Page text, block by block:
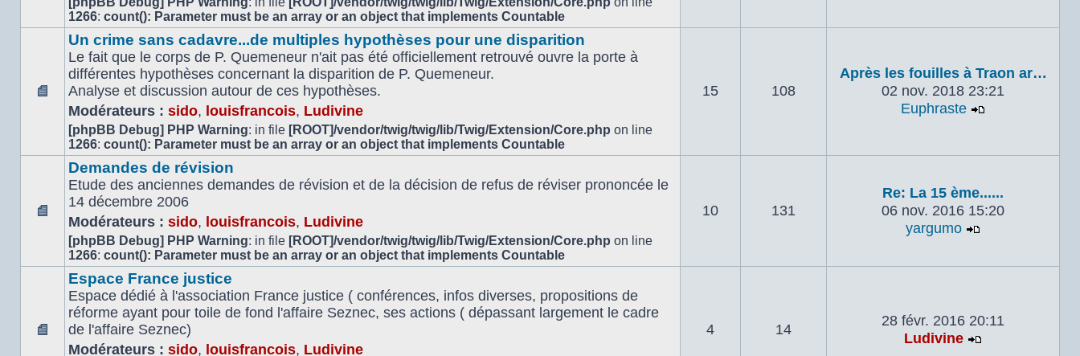
message
non
lu
1266: count(): Parameter must be an array or an object that implements Countable
Aucun
message
non
lu
Un crime sans cadavre...de multiples hypothèses pour une disparition
Le fait que le corps de P. Quemeneur n'ait pas été officiellement retrouvé ouvre la porte à
différentes hypothèses concernant la disparition de P. Quemeneur.
Analyse et discussion autour de ces hypothèses.
Modérateurs : sido, louisfrancois, Ludivine
[phpBB Debug] PHP Warning: in file [ROOT]/vendor/twig/twig/lib/Twig/Extension/Core.php on line
1266: count(): Parameter must be an array or an object that implements Countable
15 108
Après les fouilles à Traon ar…
02 nov. 2018 23:21
Euphraste
Aucun
message
non
lu
Demandes de révision
Etude des anciennes demandes de révision et de la décision de refus de réviser prononcée le
14 décembre 2006
Modérateurs : sido, louisfrancois, Ludivine
[phpBB Debug] PHP Warning: in file [ROOT]/vendor/twig/twig/lib/Twig/Extension/Core.php on line
1266: count(): Parameter must be an array or an object that implements Countable
10 131
Re: La 15 ème......
06 nov. 2016 15:20
yargumo
Aucun
Espace France justice
Espace dédié à l'association France justice ( conférences, infos diverses, propositions de
réforme ayant pour toile de fond l'affaire Seznec, ses actions ( dépassant largement le cadre
de l'affaire Seznec)
Modérateurs : sido, louisfrancois, Ludivine
4 14
28 févr. 2016 20:11
Ludivine